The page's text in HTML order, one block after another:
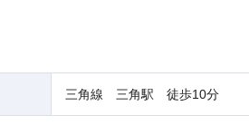
三角線 三角駅 徒歩10分